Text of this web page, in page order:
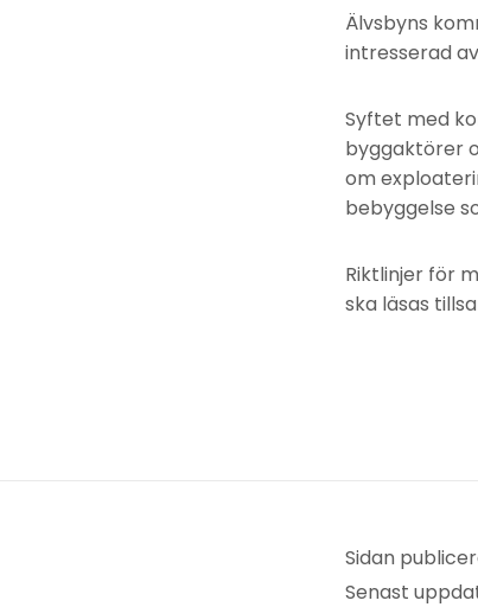
Älvsbyns
intresserad
Syftet med
byggaktörer
om
bebyggelse
Riktlinjer för
ska läsas
Sidan
Senast